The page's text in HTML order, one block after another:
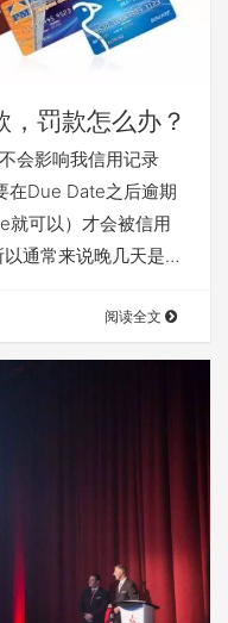
罚款怎么办？
会影响我信用记录
在Due Date之后逾期
就可以）才会被信用
通常来说晚几天是…
阅读全文